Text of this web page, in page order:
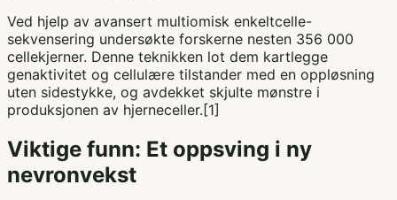
Ved hjelp av avansert multiomisk enkeltcelle-
sekvensering undersøkte forskerne nesten 356 000
cellekjerner. Denne teknikken lot dem kartlegge
genaktivitet og cellulære tilstander med en oppløsning
uten sidestykke, og avdekket skjulte mønstre i
produksjonen av hjerneceller.[1]
Viktige funn: Et oppsving i ny
nevronvekst